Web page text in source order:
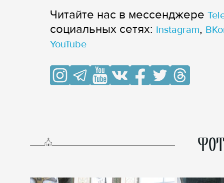
Читайте нас в мессенджере
cоциальных сетях: Instagram,
YouTube